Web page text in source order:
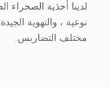
لدينا أحذية الصحراء
نوعية ، والتهوية
مختلف التضاريس.